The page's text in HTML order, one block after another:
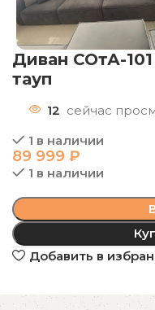
Диван СОтА-
тауп
12 сейчас
1 в наличии
89 999 ₽
1 в наличии
Добавить в